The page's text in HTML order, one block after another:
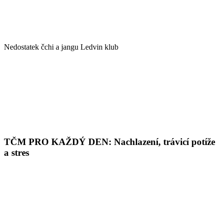
Nedostatek čchi a jangu Ledvin klub
TČM PRO KAŽDÝ DEN: Nachlazení, trávicí potíže
a stres